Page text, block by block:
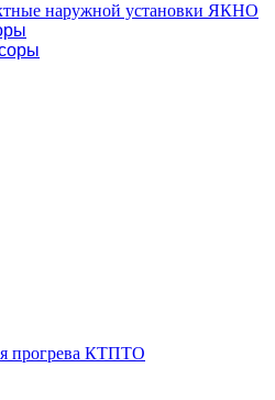
наружной установки ЯКНО